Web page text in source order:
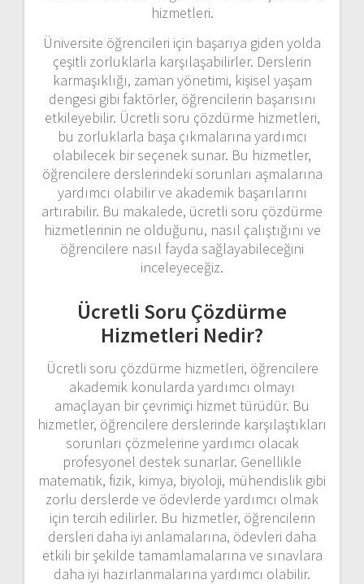
hizmetleri.
Üniversite öğrencileri için başarıya giden yolda
çeşitli zorluklarla karşılaşabilirler. Derslerin
karmaşıklığı, zaman yönetimi, kişisel yaşam
dengesi gibi faktörler, öğrencilerin başarısını
etkileyebilir. Ücretli soru çözdürme hizmetleri,
bu zorluklarla başa çıkmalarına yardımcı
olabilecek bir seçenek sunar. Bu hizmetler,
öğrencilere derslerindeki sorunları aşmalarına
yardımcı olabilir ve akademik başarılarını
artırabilir. Bu makalede, ücretli soru çözdürme
hizmetlerinin ne olduğunu, nasıl çalıştığını ve
öğrencilere nasıl fayda sağlayabileceğini
inceleyeceğiz.
Ücretli Soru Çözdürme
Hizmetleri Nedir?
Ücretli soru çözdürme hizmetleri, öğrencilere
akademik konularda yardımcı olmayı
amaçlayan bir çevrimiçi hizmet türüdür. Bu
hizmetler, öğrencilere derslerinde karşılaştıkları
sorunları çözmelerine yardımcı olacak
profesyonel destek sunarlar. Genellikle
matematik, fizik, kimya, biyoloji, mühendislik gibi
zorlu derslerde ve ödevlerde yardımcı olmak
için tercih edilirler. Bu hizmetler, öğrencilerin
dersleri daha iyi anlamalarına, ödevleri daha
etkili bir şekilde tamamlamalarına ve sınavlara
daha iyi hazırlanmalarına yardımcı olabilir.